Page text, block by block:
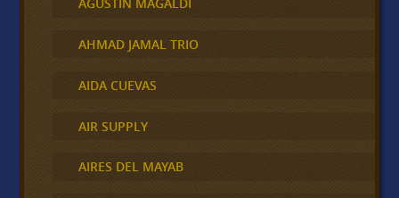
AGUSTÍN MAGALDI
AHMAD JAMAL TRIO
AIDA CUEVAS
AIR SUPPLY
AIRES DEL MAYAB